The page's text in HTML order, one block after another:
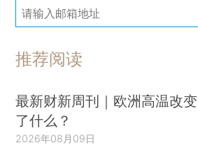
推荐阅读
最新财新周刊｜欧洲高温改变
了什么？
2026年08月09日